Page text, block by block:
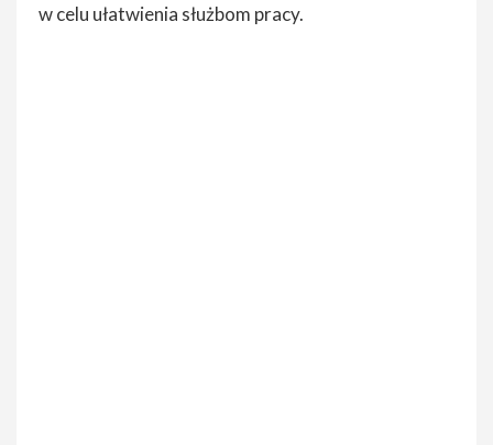
w celu ułatwienia służbom pracy.